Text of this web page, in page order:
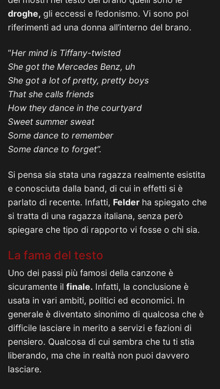
droghe, gli eccessi e l’edonismo. Vi sono poi
riferimenti ad una donna all’interno del brano.
“Her mind is Tiffany-twisted
She got the Mercedes Benz, uh
She got a lot of pretty, pretty boys
That she calls friends
How they dance in the courtyard
Sweet summer sweat
Some dance to remember
Some dance to forget”.
Si pensa sia stata una ragazza realmente esistita
e conosciuta dalla band, di cui in effetti si è
parlato di recente. Infatti, Felder ha spiegato che
si tratta di una ragazza italiana, senza però
spiegare che tipo di rapporto vi fosse o chi sia.
La fama del testo
Uno dei passi più famosi della canzone è
sicuramente il finale. Infatti, la conclusione è
usata in vari ambiti, politici ed economici. In
generale è diventato sinonimo di qualcosa che è
difficile lasciare in merito a servizi e fazioni di
pensiero. Qualcosa di cui sembra che tu ti stia
liberando, ma che in realtà non puoi davvero
lasciare.